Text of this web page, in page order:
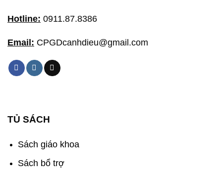
Hotline: 0911.87.8386
Email: CPGDcanhdieu@gmail.com
TỦ SÁCH
Sách giáo khoa
Sách bổ trợ